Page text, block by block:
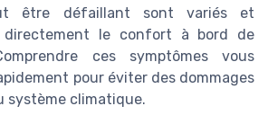
être défaillant sont variés et
directement le confort à bord de
ces symptômes vous
pour éviter des dommages
système climatique.